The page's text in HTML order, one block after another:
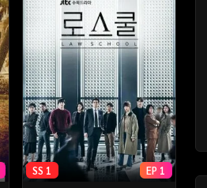
SS 1 EP 1